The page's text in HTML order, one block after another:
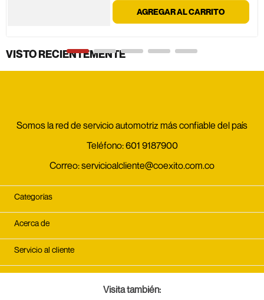
AGREGAR AL CARRITO
VISTO RECIENTEMENTE
Somos la red de servicio automotriz más confiable del país
Teléfono:601 9187900
Correo:servicioalcliente@coexito.com.co
Categorías
Acerca de
Servicio al cliente
Visita también: